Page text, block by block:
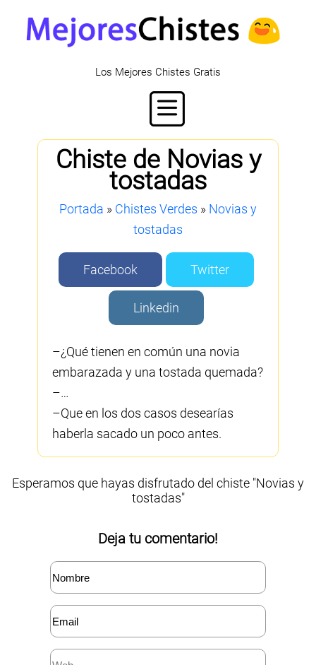
Los Mejores Chistes Gratis
Chiste de Novias y
tostadas
Portada » Chistes Verdes » Novias y
tostadas
Facebook Twitter
Linkedin
–¿Qué tienen en común una novia
embarazada y una tostada quemada?
–…
–Que en los dos casos desearías
haberla sacado un poco antes.
Esperamos que hayas disfrutado del chiste "Novias y
tostadas"
Deja tu comentario!